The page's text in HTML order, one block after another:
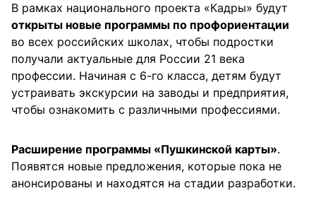
В рамках национального проекта «Кадры» будут
открыты новые программы по профориентации
во всех российских школах, чтобы подростки
получали актуальные для России 21 века
профессии. Начиная с 6-го класса, детям будут
устраивать экскурсии на заводы и предприятия,
чтобы ознакомить с различными профессиями.
Расширение программы «Пушкинской карты».
Появятся новые предложения, которые пока не
анонсированы и находятся на стадии разработки.